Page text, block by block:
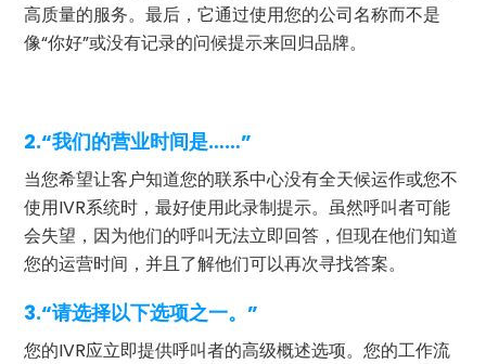
高质量的服务。最后，它通过使用您的公司名称而不是
像“你好”或没有记录的问候提示来回归品牌。
2.“我们的营业时间是……”
当您希望让客户知道您的联系中心没有全天候运作或您不
使用IVR系统时，最好使用此录制提示。虽然呼叫者可能
会失望，因为他们的呼叫无法立即回答，但现在他们知道
您的运营时间，并且了解他们可以再次寻找答案。
3.“请选择以下选项之一。”
您的IVR应立即提供呼叫者的高级概述选项。您的工作流